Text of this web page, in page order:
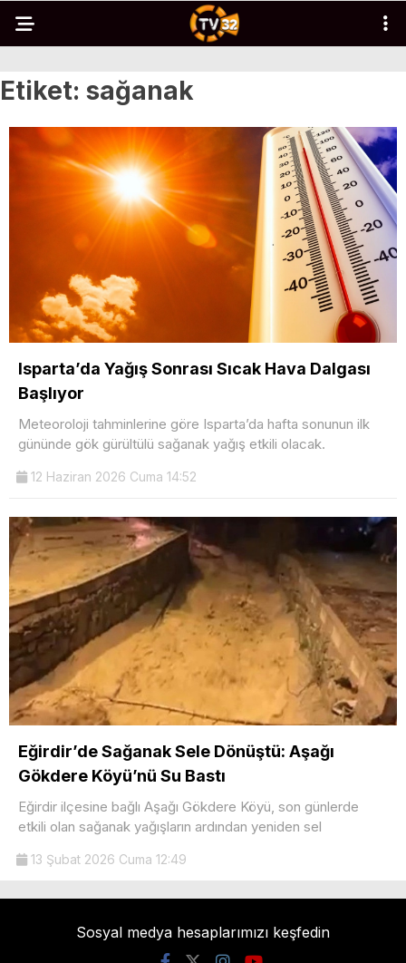
Etiket: sağanak
Isparta’da Yağış Sonrası Sıcak Hava Dalgası
Başlıyor
Meteoroloji tahminlerine göre Isparta’da hafta sonunun ilk
gününde gök gürültülü sağanak yağış etkili olacak.
12 Haziran 2026 Cuma 14:52
Eğirdir’de Sağanak Sele Dönüştü: Aşağı
Gökdere Köyü’nü Su Bastı
Eğirdir ilçesine bağlı Aşağı Gökdere Köyü, son günlerde
etkili olan sağanak yağışların ardından yeniden sel
13 Şubat 2026 Cuma 12:49
Sosyal medya hesaplarımızı keşfedin